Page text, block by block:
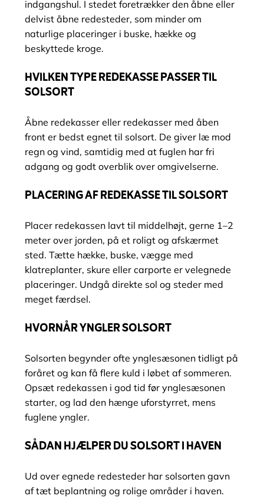
indgangshul. I stedet foretrækker den åbne eller
delvist åbne redesteder, som minder om
naturlige placeringer i buske, hække og
beskyttede kroge.
HVILKEN TYPE REDEKASSE PASSER TIL
SOLSORT
Åbne redekasser eller redekasser med åben
front er bedst egnet til solsort. De giver læ mod
regn og vind, samtidig med at fuglen har fri
adgang og godt overblik over omgivelserne.
PLACERING AF REDEKASSE TIL SOLSORT
Placer redekassen lavt til middelhøjt, gerne 1–2
meter over jorden, på et roligt og afskærmet
sted. Tætte hække, buske, vægge med
klatreplanter, skure eller carporte er velegnede
placeringer. Undgå direkte sol og steder med
meget færdsel.
HVORNÅR YNGLER SOLSORT
Solsorten begynder ofte ynglesæsonen tidligt på
foråret og kan få flere kuld i løbet af sommeren.
Opsæt redekassen i god tid før ynglesæsonen
starter, og lad den hænge uforstyrret, mens
fuglene yngler.
SÅDAN HJÆLPER DU SOLSORT I HAVEN
Ud over egnede redesteder har solsorten gavn
af tæt beplantning og rolige områder i haven.